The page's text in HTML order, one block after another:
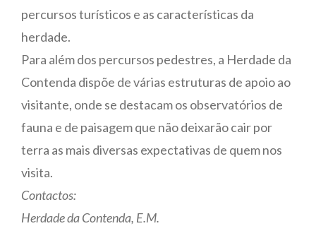
percursos turísticos e as características da
herdade.
Para além dos percursos pedestres, a Herdade da
Contenda dispõe de várias estruturas de apoio ao
visitante, onde se destacam os observatórios de
fauna e de paisagem que não deixarão cair por
terra as mais diversas expectativas de quem nos
visita.
Contactos:
Herdade da Contenda, E.M.